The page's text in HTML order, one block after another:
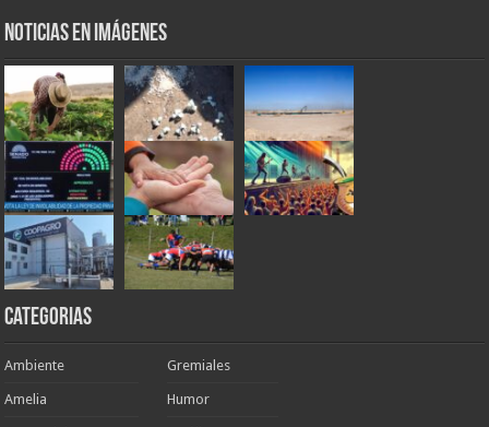
Noticias en Imágenes
Categorias
Ambiente
Amelia
Gremiales
Humor